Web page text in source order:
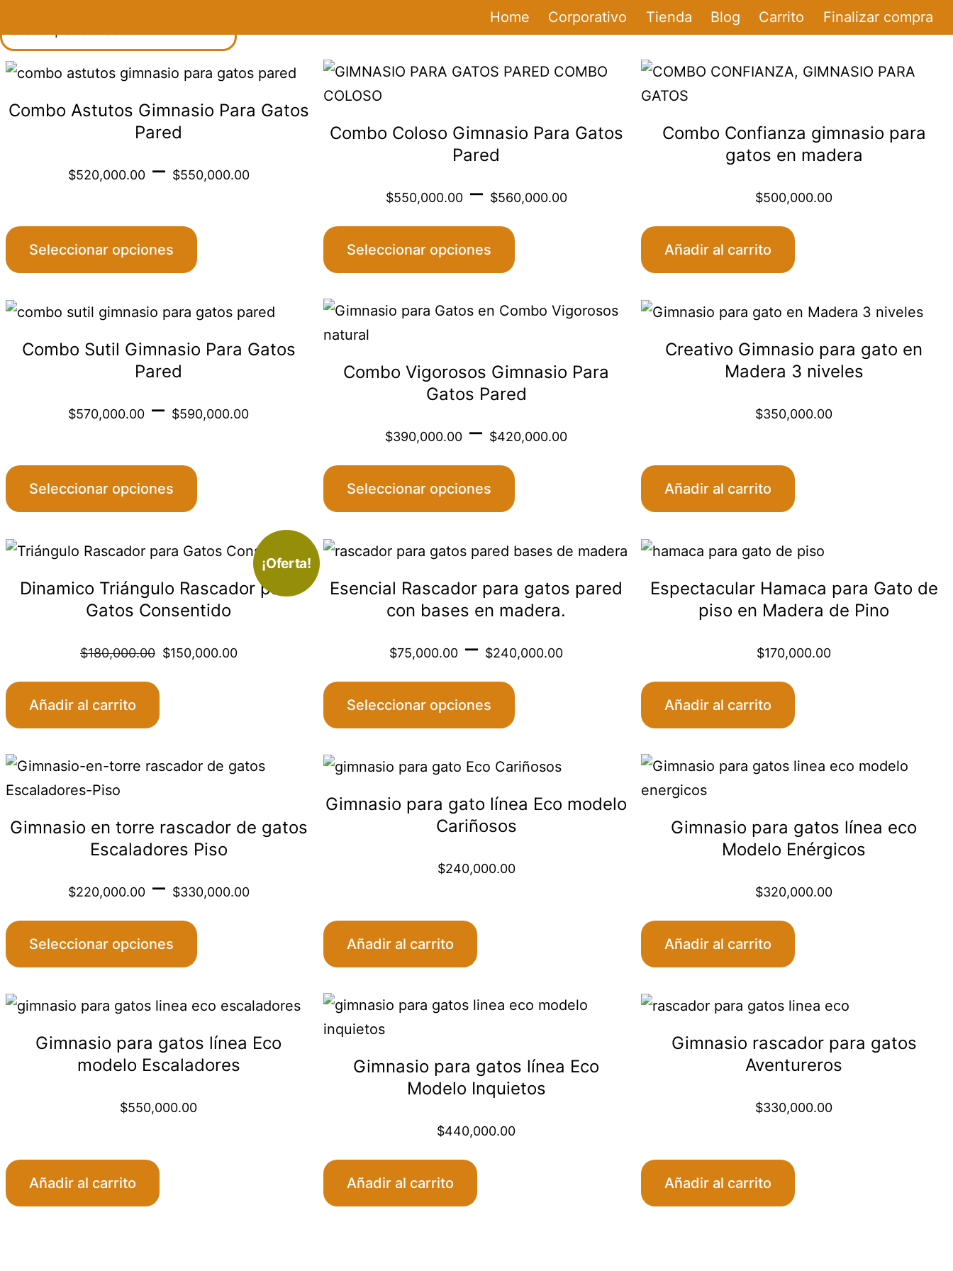
al
contenido
Home Corporativo Tienda Blog Carrito Finalizar compra
Combo Astutos Gimnasio Para Gatos
Pared
$520,000.00 – $550,000.00Price
$520,000.00
through
$550,000.00
Seleccionar opciones
Este
tiene
variantes.
se
pueden
en
página
Combo Coloso Gimnasio Para Gatos
Pared
$550,000.00 – $560,000.00Price
range:
$550,000.00
through
$560,000.00
Seleccionar opciones
Este
producto
múltiples
se
pueden
en
la
Combo Confianza gimnasio para
gatos en madera
$500,000.00
Añadir al carrito
Combo Sutil Gimnasio Para Gatos
Pared
$570,000.00 – $590,000.00Price
$570,000.00
through
$590,000.00
Seleccionar opciones
Este
tiene
variantes.
se
pueden
en
página
Combo Vigorosos Gimnasio Para
Gatos Pared
$390,000.00 – $420,000.00Price
range:
$390,000.00
through
$420,000.00
Seleccionar opciones
Este
producto
múltiples
se
pueden
en
página
Creativo Gimnasio para gato en
Madera 3 niveles
$350,000.00
Añadir al carrito
¡Oferta!
Dinamico Triángulo Rascador para
Gatos Consentido
$180,000.00 Original
$180,000.00.
$150,000.00Current
$150,000.00.
Añadir al carrito
Esencial Rascador para gatos pared
con bases en madera.
$75,000.00 – $240,000.00Price
$75,000.00
through
$240,000.00
Seleccionar opciones
Este
tiene
opciones
se
elegir
la
Espectacular Hamaca para Gato de
piso en Madera de Pino
$170,000.00
Añadir al carrito
Gimnasio en torre rascador de gatos
Escaladores Piso
$220,000.00 – $330,000.00Price
range:
$220,000.00
through
$330,000.00
Seleccionar opciones
Este
producto
múltiples
se
pueden
en
página
Gimnasio para gato línea Eco modelo
Cariñosos
$240,000.00
Añadir al carrito
Gimnasio para gatos línea eco
Modelo Enérgicos
$320,000.00
Añadir al carrito
Gimnasio para gatos línea Eco
modelo Escaladores
$550,000.00
Añadir al carrito
Gimnasio para gatos línea Eco
Modelo Inquietos
$440,000.00
Añadir al carrito
Gimnasio rascador para gatos
Aventureros
$330,000.00
Añadir al carrito